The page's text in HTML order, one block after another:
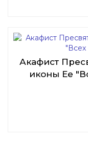
Акафист
иконы Ее